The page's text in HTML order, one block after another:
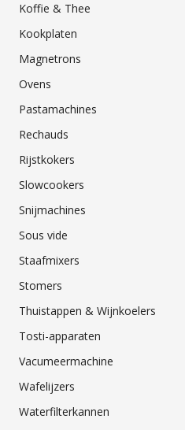
Koffie & Thee
Kookplaten
Magnetrons
Ovens
Pastamachines
Rechauds
Rijstkokers
Slowcookers
Snijmachines
Sous vide
Staafmixers
Stomers
Thuistappen & Wijnkoelers
Tosti-apparaten
Vacumeermachine
Wafelijzers
Waterfilterkannen